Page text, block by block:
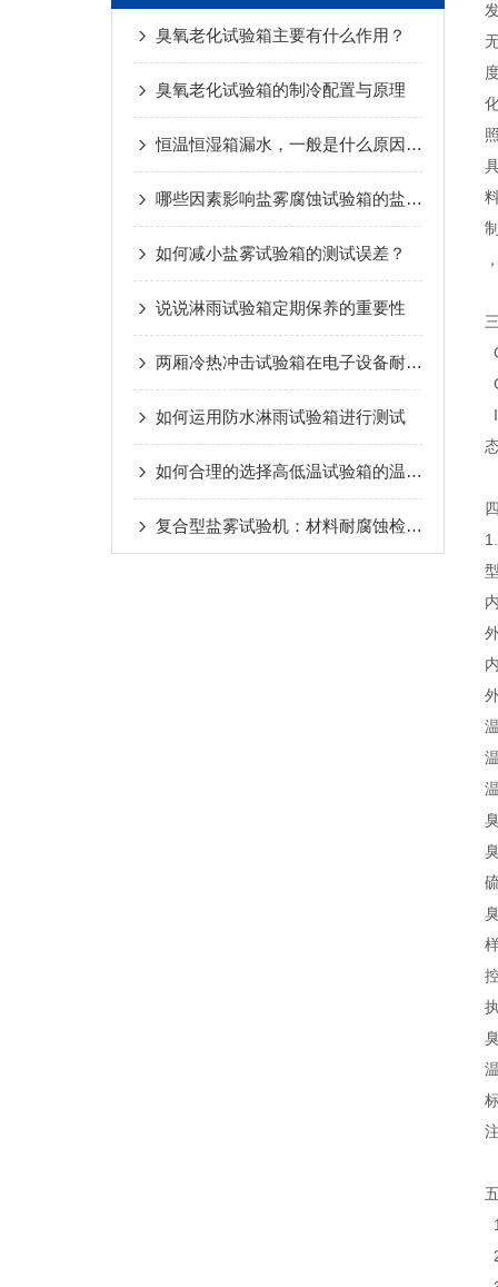
臭氧老化试验箱主要有什么作用？
臭氧老化试验箱的制冷配置与原理
恒温恒湿箱漏水，一般是什么原因造成的？
哪些因素影响盐雾腐蚀试验箱的盐雾沉降率？
如何减小盐雾试验箱的测试误差？
说说淋雨试验箱定期保养的重要性
两厢冷热冲击试验箱在电子设备耐久性测试中的创新应用
如何运用防水淋雨试验箱进行测试
如何合理的选择高低温试验箱的温度变化速率
复合型盐雾试验机：材料耐腐蚀检测的重要装备